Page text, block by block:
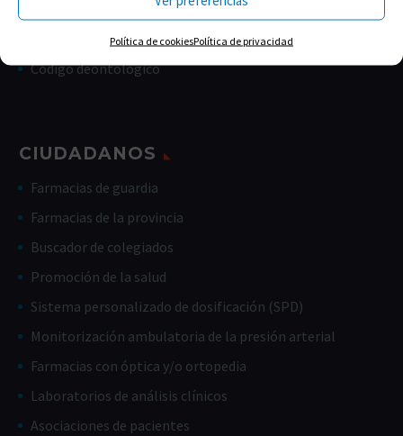
Política de cookiesPolítica de privacidad
Código deontológico
CIUDADANOS
Farmacias de guardia
Farmacias de la provincia
Buscador de colegiados
Promoción de la salud
Sistema personalizado de dosificación (SPD)
Monitorización ambulatoria de la presión arterial
Farmacias con óptica y/o ortopedia
Laboratorios de análisis clínicos
Asociaciones de pacientes